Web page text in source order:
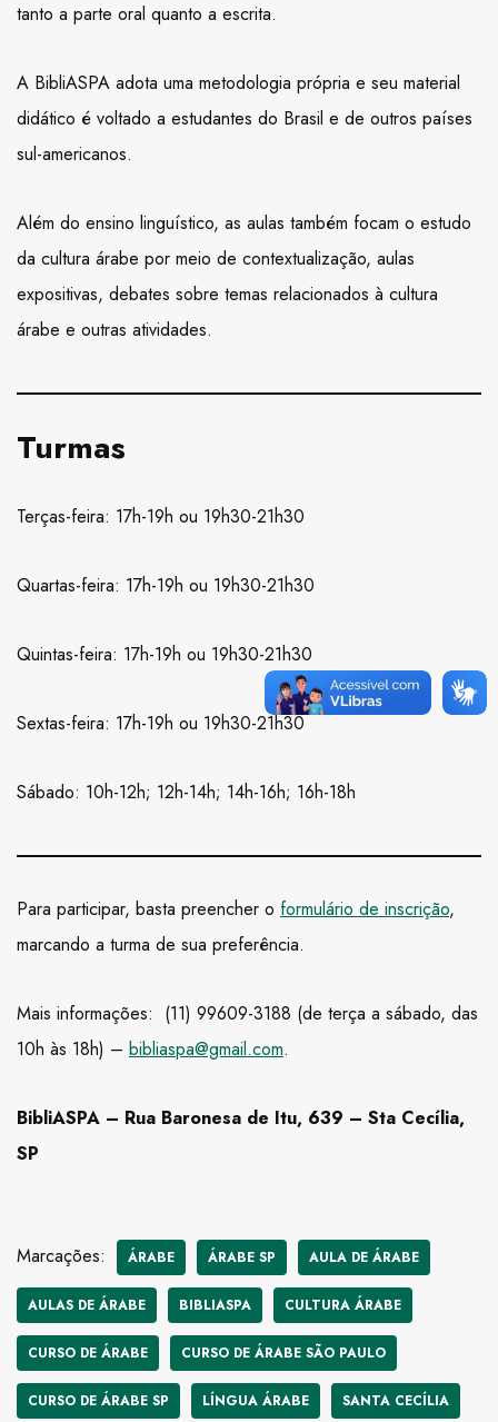
tanto a parte oral quanto a escrita.
A BibliASPA adota uma metodologia própria e seu material
didático é voltado a estudantes do Brasil e de outros países
sul-americanos.
Além do ensino linguístico, as aulas também focam o estudo
da cultura árabe por meio de contextualização, aulas
expositivas, debates sobre temas relacionados à cultura
árabe e outras atividades.
Turmas
Terças-feira: 17h-19h ou 19h30-21h30
Quartas-feira: 17h-19h ou 19h30-21h30
Quintas-feira: 17h-19h ou 19h30-21h30
Sextas-feira: 17h-19h ou 19h30-21h30
Sábado: 10h-12h; 12h-14h; 14h-16h; 16h-18h
Para participar, basta preencher o formulário de inscrição,
marcando a turma de sua preferência.
Mais informações: (11) 99609-3188 (de terça a sábado, das
10h às 18h) – bibliaspa@gmail.com.
BibliASPA – Rua Baronesa de Itu, 639 – Sta Cecília,
SP
Marcações: ÁRABE ÁRABE SP AULA DE ÁRABE
AULAS DE ÁRABE BIBLIASPA CULTURA ÁRABE
CURSO DE ÁRABE CURSO DE ÁRABE SÃO PAULO
CURSO DE ÁRABE SP LÍNGUA ÁRABE SANTA CECÍLIA